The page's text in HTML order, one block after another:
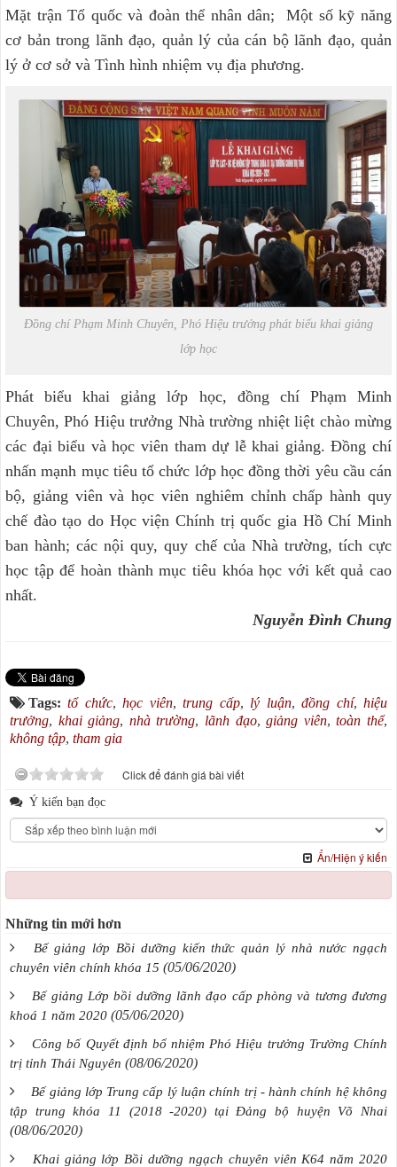
Mặt trận Tổ quốc và đoàn thể nhân dân; Một số kỹ năng
cơ bản trong lãnh đạo, quản lý của cán bộ lãnh đạo, quản
lý ở cơ sở và Tình hình nhiệm vụ địa phương.
Đồng chí Phạm Minh Chuyên, Phó Hiệu trưởng phát biểu khai giảng
lớp học
Phát biểu khai giảng lớp học, đồng chí Phạm Minh
Chuyên, Phó Hiệu trưởng Nhà trường nhiệt liệt chào mừng
các đại biểu và học viên tham dự lễ khai giảng. Đồng chí
nhấn mạnh mục tiêu tổ chức lớp học đồng thời yêu cầu cán
bộ, giảng viên và học viên nghiêm chỉnh chấp hành quy
chế đào tạo do Học viện Chính trị quốc gia Hồ Chí Minh
ban hành; các nội quy, quy chế của Nhà trường, tích cực
học tập để hoàn thành mục tiêu khóa học với kết quả cao
nhất.
Nguyễn Đình Chung
Tags:tổ chức,học viên,trung cấp, lý luận,đồng chí,hiệu
trưởng, khai giảng, nhà trường, lãnh đạo,giảng viên,toàn thể,
không tập, tham gia
Click để đánh giá bài viết
Ý kiến bạn đọc
Ẩn/Hiện ý kiến
Những tin mới hơn
Bế giảng lớp Bồi dưỡng kiến thức quản lý nhà nước ngạch
chuyên viên chính khóa 15 (05/06/2020)
Bế giảng Lớp bồi dưỡng lãnh đạo cấp phòng và tương đương
khoá 1 năm 2020 (05/06/2020)
Công bố Quyết định bổ nhiệm Phó Hiệu trưởng Trường Chính
trị tỉnh Thái Nguyên (08/06/2020)
Bế giảng lớp Trung cấp lý luận chính trị - hành chính hệ không
tập trung khóa 11 (2018 -2020) tại Đảng bộ huyện Võ Nhai
(08/06/2020)
Khai giảng lớp Bồi dưỡng ngạch chuyên viên K64 năm 2020